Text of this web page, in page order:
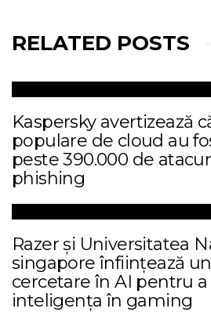
RELATED POSTS
Kaspersky avertizează
populare de cloud au
peste 390.000 de
phishing
Razer și Universitatea
singapore înființează
cercetare în AI pentru a
inteligența în gaming